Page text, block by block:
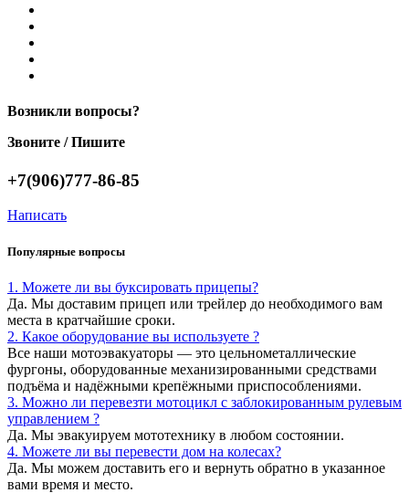
Возникли вопросы?
Звоните / Пишите
+7(906)777-86-85
Написать
Популярные вопросы
1. Можете ли вы буксировать прицепы?
Да. Мы доставим прицеп или трейлер до необходимого вам
места в кратчайшие сроки.
2. Какое оборудование вы используете ?
Все наши мотоэвакуаторы — это цельнометаллические
фургоны, оборудованные механизированными средствами
подъёма и надёжными крепёжными приспособлениями.
3. Можно ли перевезти мотоцикл с заблокированным рулевым
управлением ?
Да. Мы эвакуируем мототехнику в любом состоянии.
4. Можете ли вы перевести дом на колесах?
Да. Мы можем доставить его и вернуть обратно в указанное
вами время и место.